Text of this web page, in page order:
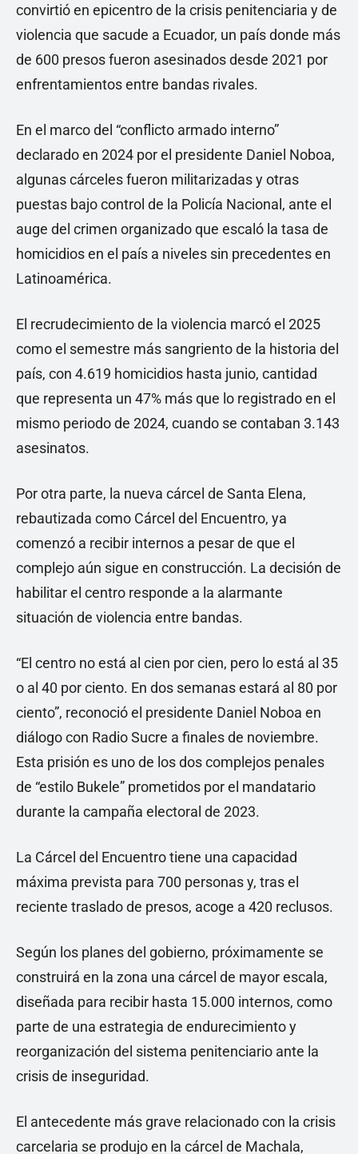
convirtió en epicentro de la crisis penitenciaria y de
violencia que sacude a Ecuador, un país donde más
de 600 presos fueron asesinados desde 2021 por
enfrentamientos entre bandas rivales.
En el marco del “conflicto armado interno”
declarado en 2024 por el presidente Daniel Noboa,
algunas cárceles fueron militarizadas y otras
puestas bajo control de la Policía Nacional, ante el
auge del crimen organizado que escaló la tasa de
homicidios en el país a niveles sin precedentes en
Latinoamérica.
El recrudecimiento de la violencia marcó el 2025
como el semestre más sangriento de la historia del
país, con 4.619 homicidios hasta junio, cantidad
que representa un 47% más que lo registrado en el
mismo periodo de 2024, cuando se contaban 3.143
asesinatos.
Por otra parte, la nueva cárcel de Santa Elena,
rebautizada como Cárcel del Encuentro, ya
comenzó a recibir internos a pesar de que el
complejo aún sigue en construcción. La decisión de
habilitar el centro responde a la alarmante
situación de violencia entre bandas.
“El centro no está al cien por cien, pero lo está al 35
o al 40 por ciento. En dos semanas estará al 80 por
ciento”, reconoció el presidente Daniel Noboa en
diálogo con Radio Sucre a finales de noviembre.
Esta prisión es uno de los dos complejos penales
de “estilo Bukele” prometidos por el mandatario
durante la campaña electoral de 2023.
La Cárcel del Encuentro tiene una capacidad
máxima prevista para 700 personas y, tras el
reciente traslado de presos, acoge a 420 reclusos.
Según los planes del gobierno, próximamente se
construirá en la zona una cárcel de mayor escala,
diseñada para recibir hasta 15.000 internos, como
parte de una estrategia de endurecimiento y
reorganización del sistema penitenciario ante la
crisis de inseguridad.
El antecedente más grave relacionado con la crisis
carcelaria se produjo en la cárcel de Machala,